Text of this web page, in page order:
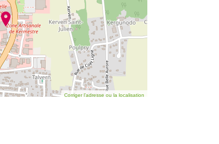
Corriger l’adresse ou la localisation